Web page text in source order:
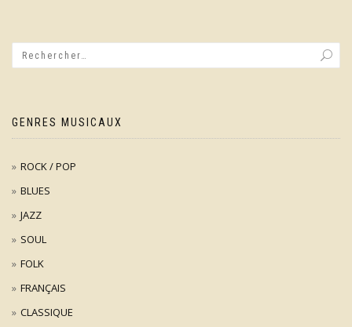
GENRES MUSICAUX
ROCK / POP
BLUES
JAZZ
SOUL
FOLK
FRANÇAIS
CLASSIQUE